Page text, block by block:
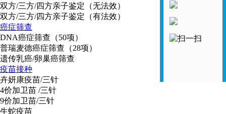
双方/三方/四方亲子鉴定（无法效）
双方/三方/四方亲子鉴定（有法效）
癌症筛查
DNA癌症筛查（50项）
普瑞麦德癌症筛查（28项）
遗传乳癌/卵巢癌筛查
疫苗接种
卉妍康疫苗/三针
4价加卫苗 /三针
9价加卫苗/三针
生蛇疫苗